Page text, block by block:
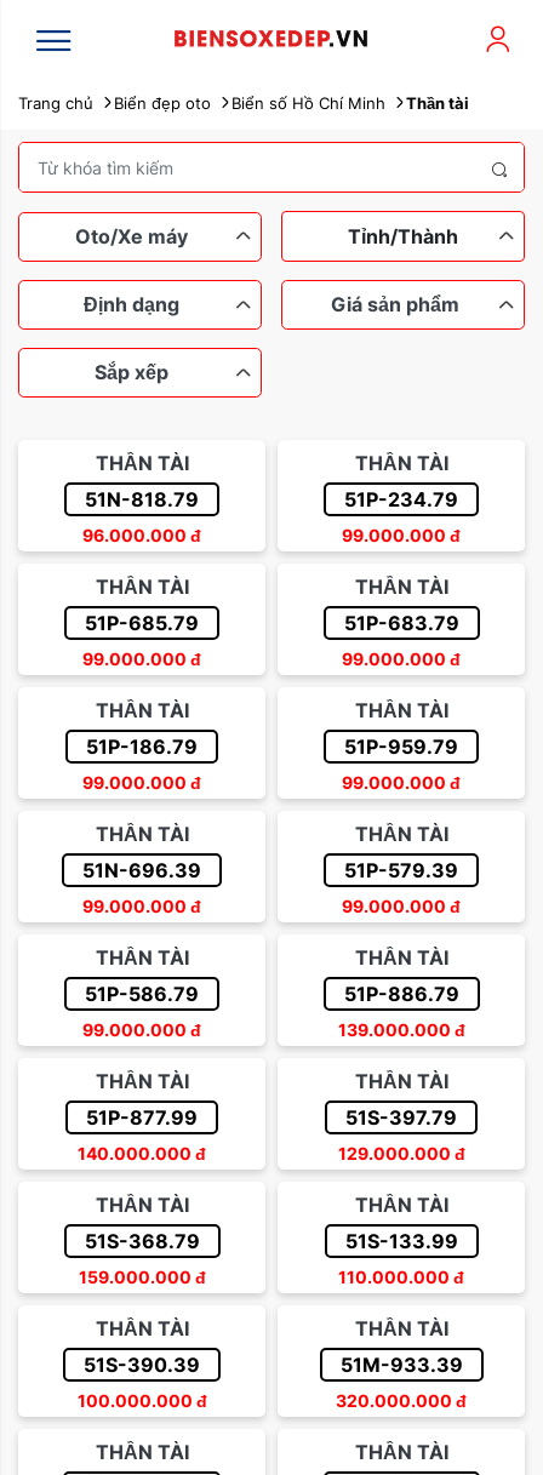
Trang chủ Biển đẹp oto Biển số Hồ Chí Minh Thần tài
Oto/Xe máy
Xe máy Ô tô
Tỉnh/Thành
Định dạng
Lộc phát Thần tài
Sảnh rồng Dễ nhớ
Giá sản phẩm
Từ 100 đến 200 triệu
Từ 200 đến 500 triệu
Trên 500 triệu
Sắp xếp
Sắp xếp theo tên
Sắp xếp theo giá tăng dần
Sắp xếp theo giá giảm dần
THẦN TÀI
51N-818.79
96.000.000 đ
THẦN TÀI
51P-234.79
99.000.000 đ
THẦN TÀI
51P-685.79
99.000.000 đ
THẦN TÀI
51P-683.79
99.000.000 đ
THẦN TÀI
51P-186.79
99.000.000 đ
THẦN TÀI
51P-959.79
99.000.000 đ
THẦN TÀI
51N-696.39
99.000.000 đ
THẦN TÀI
51P-579.39
99.000.000 đ
THẦN TÀI
51P-586.79
99.000.000 đ
THẦN TÀI
51P-886.79
139.000.000 đ
THẦN TÀI
51P-877.99
140.000.000 đ
THẦN TÀI
51S-397.79
129.000.000 đ
THẦN TÀI
51S-368.79
159.000.000 đ
THẦN TÀI
51S-133.99
110.000.000 đ
THẦN TÀI
51S-390.39
100.000.000 đ
THẦN TÀI
51M-933.39
320.000.000 đ
THẦN TÀI
THẦN TÀI